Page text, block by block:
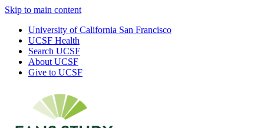
Skip to main content
University of California San Francisco
UCSF Health
Search UCSF
About UCSF
Give to UCSF